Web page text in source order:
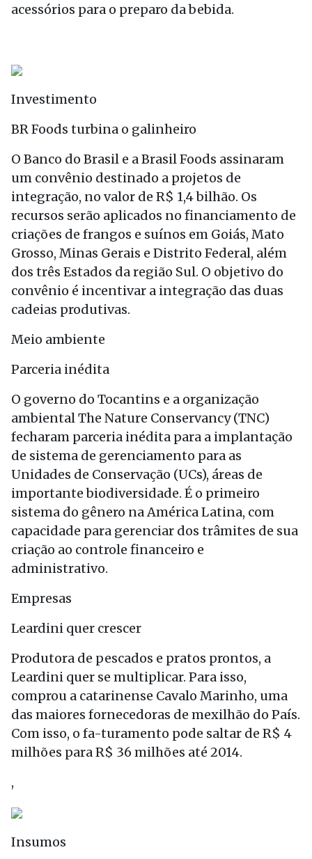
acessórios para o preparo da bebida.
Investimento
BR Foods turbina o galinheiro
O Banco do Brasil e a Brasil Foods assinaram
um convênio destinado a projetos de
integração, no valor de R$ 1,4 bilhão. Os
recursos serão aplicados no financiamento de
criações de frangos e suínos em Goiás, Mato
Grosso, Minas Gerais e Distrito Federal, além
dos três Estados da região Sul. O objetivo do
convênio é incentivar a integração das duas
cadeias produtivas.
Meio ambiente
Parceria inédita
O governo do Tocantins e a organização
ambiental The Nature Conservancy (TNC)
fecharam parceria inédita para a implantação
de sistema de gerenciamento para as
Unidades de Conservação (UCs), áreas de
importante biodiversidade. É o primeiro
sistema do gênero na América Latina, com
capacidade para gerenciar dos trâmites de sua
criação ao controle financeiro e
administrativo.
Empresas
Leardini quer crescer
Produtora de pescados e pratos prontos, a
Leardini quer se multiplicar. Para isso,
comprou a catarinense Cavalo Marinho, uma
das maiores fornecedoras de mexilhão do País.
Com isso, o fa-turamento pode saltar de R$ 4
milhões para R$ 36 milhões até 2014.
,
Insumos